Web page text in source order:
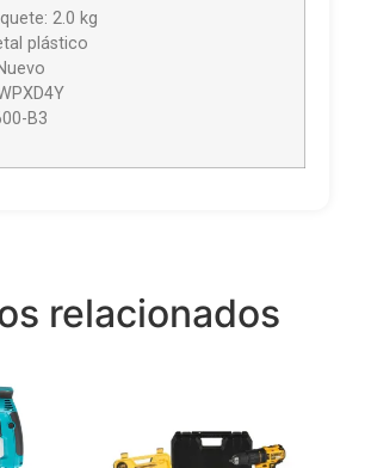
2.0 kg
plástico
B3
relacionados